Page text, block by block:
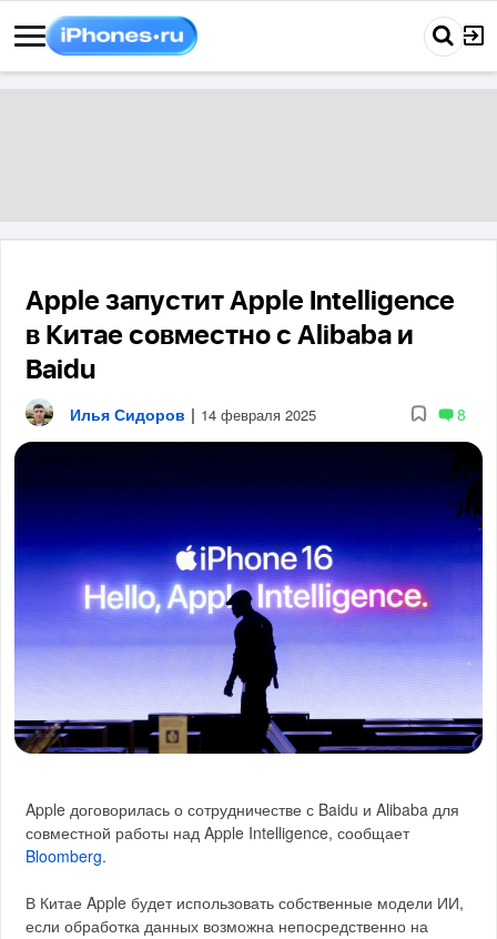
Apple запустит Apple Intelligence
в Китае совместно с Alibaba и
Baidu
Илья Сидоров | 14 февраля 2025 8
Apple договорилась о сотрудничестве с Baidu и Alibaba для
совместной работы над Apple Intelligence, сообщает
Bloomberg.
В Китае Apple будет использовать собственные модели ИИ,
если обработка данных возможна непосредственно на